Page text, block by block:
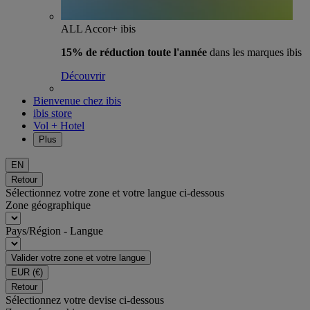
ALL Accor+ ibis
15% de réduction toute l'année dans les marques ibis
Découvrir
Bienvenue chez ibis
ibis store
Vol + Hotel
Plus
EN
Retour
Sélectionnez votre zone et votre langue ci-dessous
Zone géographique
Pays/Région - Langue
Valider votre zone et votre langue
EUR (€)
Retour
Sélectionnez votre devise ci-dessous